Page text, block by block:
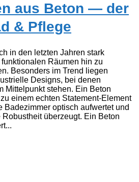
aus Beton — der
& Pflege
in den letzten Jahren stark
Räumen hin zu
Besonders im Trend liegen
Designs, bei denen
Mittelpunkt stehen. Ein Beton
einem echten Statement-Element
Badezimmer optisch aufwertet und
überzeugt. Ein Beton